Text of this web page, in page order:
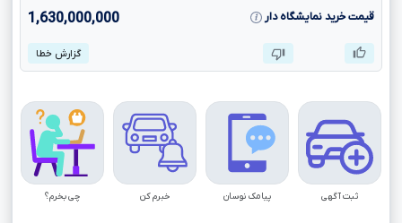
قیمت خرید نمایشگاه دار
1,630,000,000
گزارش خطا
ثبت آگهی پیامک نوسان خبرم کن چی بخرم؟